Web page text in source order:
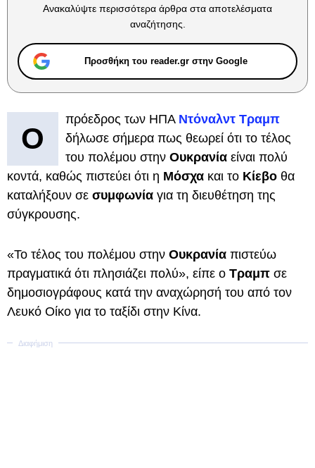
Ανακαλύψτε περισσότερα άρθρα στα αποτελέσματα
αναζήτησης.
Προσθήκη του reader.gr στην Google
Ο
πρόεδρος των ΗΠΑ Ντόναλντ Τραμπ
δήλωσε σήμερα πως θεωρεί ότι το τέλος
του πολέμου στην Ουκρανία είναι πολύ
κοντά, καθώς πιστεύει ότι η Μόσχα και το Κίεβο θα
καταλήξουν σε συμφωνία για τη διευθέτηση της
σύγκρουσης.
«Το τέλος του πολέμου στην Ουκρανία πιστεύω
πραγματικά ότι πλησιάζει πολύ», είπε ο Τραμπ σε
δημοσιογράφους κατά την αναχώρησή του από τον
Λευκό Οίκο για το ταξίδι στην Κίνα.